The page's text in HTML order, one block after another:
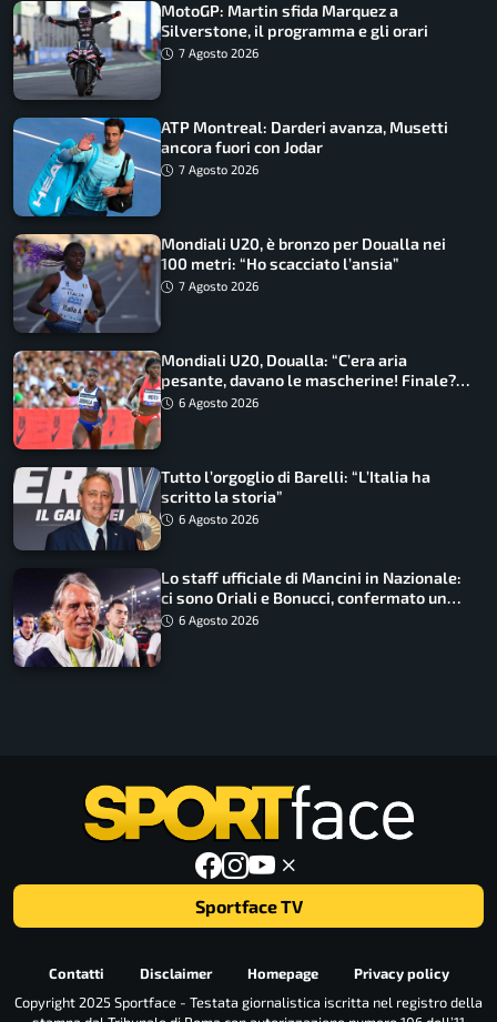
MotoGP: Martin sfida Marquez a
Silverstone, il programma e gli orari
7 Agosto 2026
ATP Montreal: Darderi avanza, Musetti
ancora fuori con Jodar
7 Agosto 2026
Mondiali U20, è bronzo per Doualla nei
100 metri: “Ho scacciato l’ansia”
7 Agosto 2026
Mondiali U20, Doualla: “C’era aria
pesante, davano le mascherine! Finale?
Non ho nulla da perdere”
6 Agosto 2026
Tutto l’orgoglio di Barelli: “L’Italia ha
scritto la storia”
6 Agosto 2026
Lo staff ufficiale di Mancini in Nazionale:
ci sono Oriali e Bonucci, confermato un
ritorno
6 Agosto 2026
Sportface TV
Contatti Disclaimer Homepage
Privacy policy
Copyright 2025 Sportface - Testata giornalistica iscritta nel registro della